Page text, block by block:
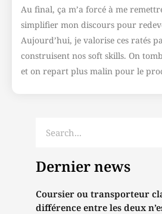
Au final, ça m’a forcé à me
simplifier mon discours pour
Aujourd’hui, je valorise ces ratés
construisent nos soft skills. On
et on repart plus malin pour le
Dernier news
Coursier ou transporteur
différence entre les deux